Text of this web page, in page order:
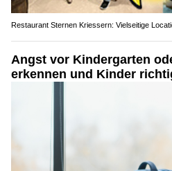
Restaurant Sternen Kriessern: Vielseitige
Angst vor Kindergarten
erkennen und Kinder